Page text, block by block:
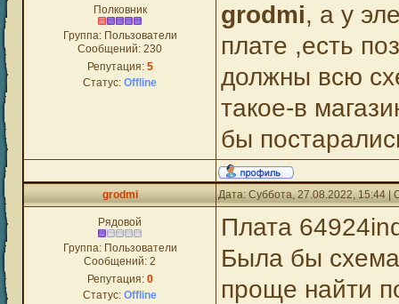
Полковник
Группа: Пользователи
Сообщений: 230
Репутация: 5
Статус: Offline
grodmi, а у
плате ,есть
должны всю
такое-в
бы
grodmi Дата: Суббота, 27.08.2022, 15:44
Рядовой
Группа: Пользователи
Сообщений: 2
Репутация: 0
Статус: Offline
Плата
Была бы
проще найти